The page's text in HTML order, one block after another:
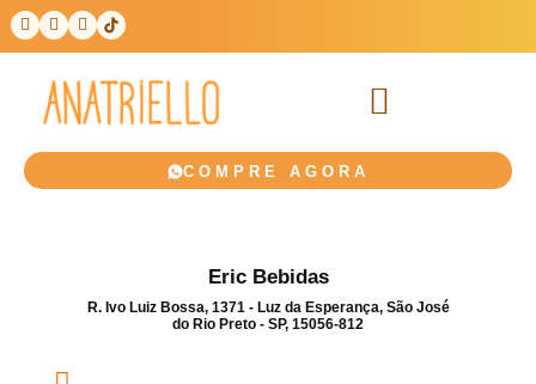
COMPRE AGORA
Eric Bebidas
R. Ivo Luiz Bossa, 1371 - Luz da Esperança, São José
do Rio Preto - SP, 15056-812